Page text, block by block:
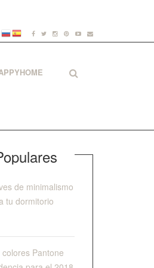
de minimalismo
tu dormitorio
colores Pantone